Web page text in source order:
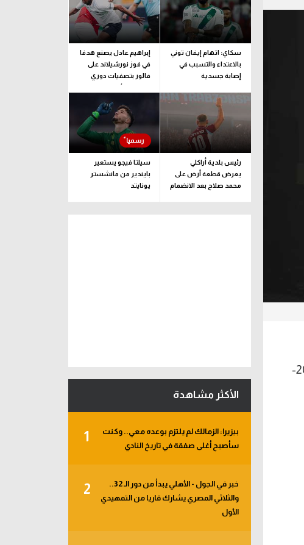
قررت لجنة المسابقات بالاتحاد المصري لكرة القدم عدم اعتماد نتائج القسم الرابع موسم 2025-
سكاي: اتهام إيفان توني
بالاعتداء والتسبب في
إصابة جسدية
إبراهيم عادل يصنع هدفا
في فوز نورشيلاند على
فالور بتصفيات دوري
المؤتمر الأوروبي
رئيس بلدية أراكلي
يعرض قطعة أرض على
محمد صلاح بعد الانضمام
سيلتا فيجو يستعير
بايندير من مانشستر
يونايتد
الأكثر مشاهدة
1
بيزيرا: الزمالك لم يلتزم بوعده معي.. وكنت
سأصبح أغلى صفقة في تاريخ النادي
2
خبر في الجول - الأهلي يبدأ من دور الـ 32..
والثلاثي المصري يشارك قاريا من التمهيدي
الأول